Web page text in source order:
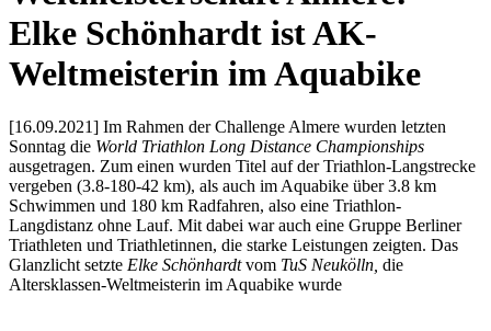
Elke Schönhardt ist AK-
Weltmeisterin im Aquabike
[16.09.2021] Im Rahmen der Challenge Almere wurden letzten
Sonntag die World Triathlon Long Distance Championships
ausgetragen. Zum einen wurden Titel auf der Triathlon-Langstrecke
vergeben (3.8-180-42 km), als auch im Aquabike über 3.8 km
Schwimmen und 180 km Radfahren, also eine Triathlon-
Langdistanz ohne Lauf. Mit dabei war auch eine Gruppe Berliner
Triathleten und Triathletinnen, die starke Leistungen zeigten. Das
Glanzlicht setzte Elke Schönhardtvom TuS Neukölln, die
Altersklassen-Weltmeisterin im Aquabike wurde